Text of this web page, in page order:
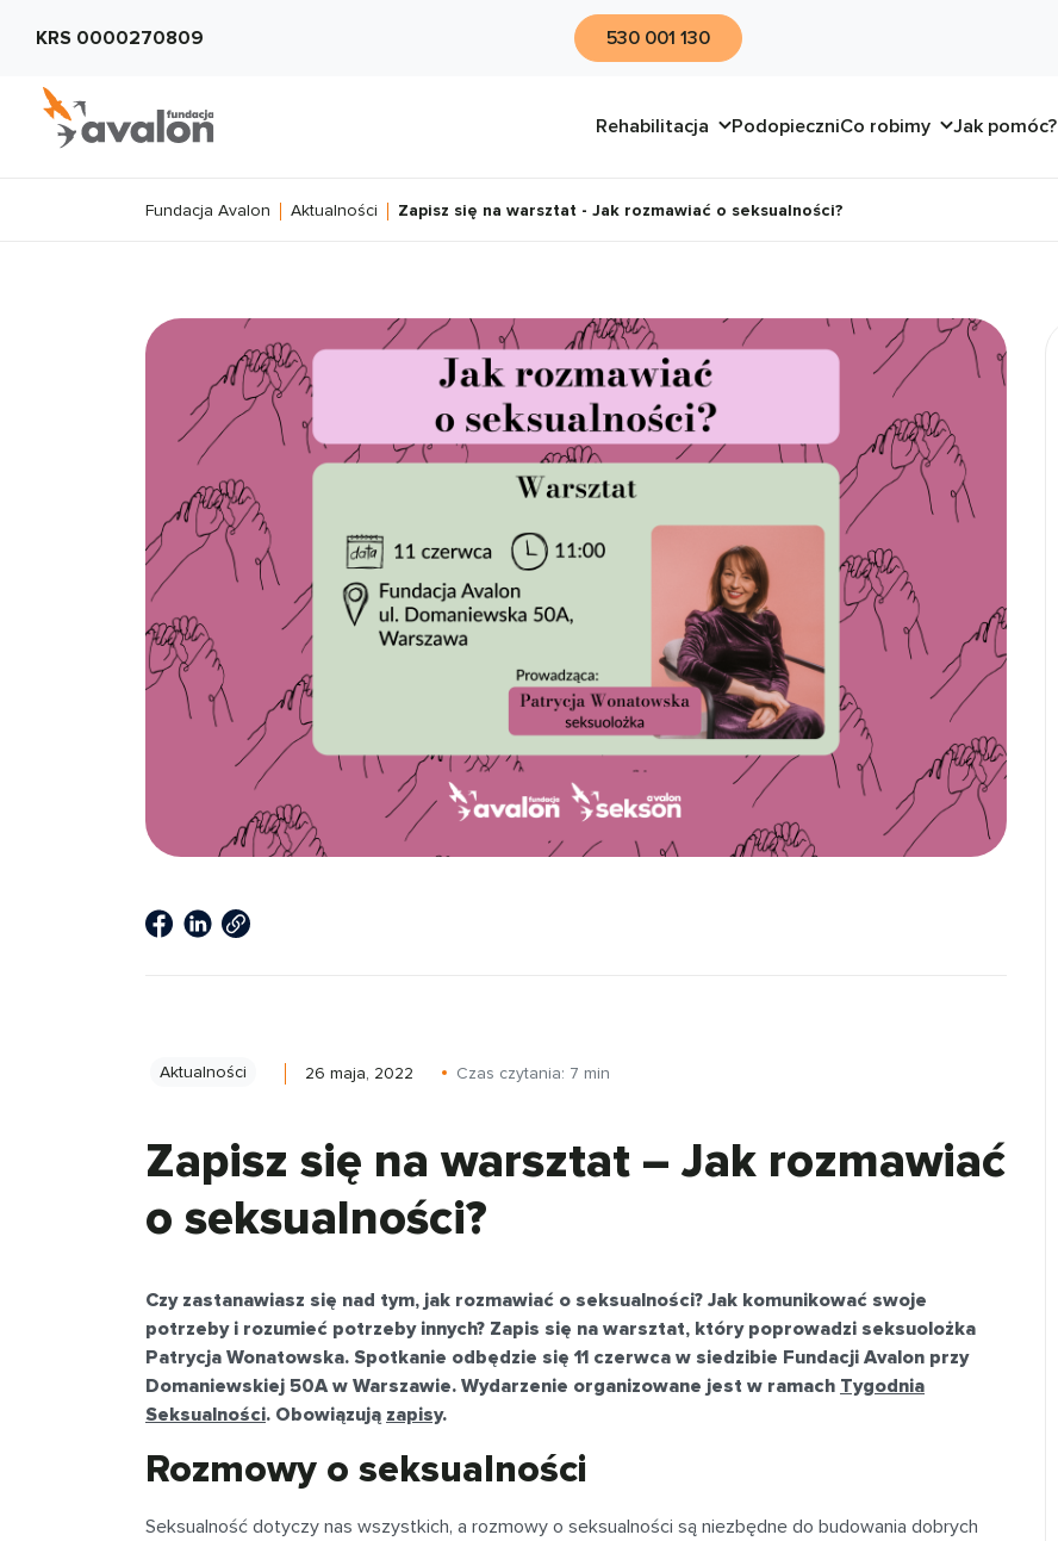
KRS 0000270809 530 001 130
Rehabilitacja PodopieczniCo robimy Jak pomóc?
Fundacja Avalon Aktualności Zapisz się na warsztat - Jak rozmawiać o seksualności?
Aktualności 26 maja, 2022 Czas czytania: 7 min
Zapisz się na warsztat – Jak rozmawiać
o seksualności?
Czy zastanawiasz się nad tym, jak rozmawiać o seksualności? Jak komunikować swoje
potrzeby i rozumieć potrzeby innych? Zapis się na warsztat, który poprowadzi seksuolożka
Patrycja Wonatowska. Spotkanie odbędzie się 11 czerwca w siedzibie Fundacji Avalon przy
Domaniewskiej 50A w Warszawie. Wydarzenie organizowane jest w ramach Tygodnia
Seksualności. Obowiązują zapisy.
Rozmowy o seksualności
Seksualność dotyczy nas wszystkich, a rozmowy o seksualności są niezbędne do budowania dobrych